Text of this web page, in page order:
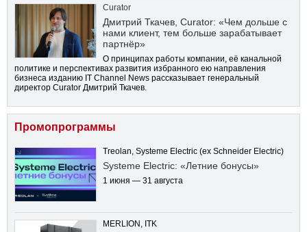
Curator
Дмитрий Ткачев, Curator: «Чем дольше с
нами клиент, тем больше зарабатывает
партнёр»
О принципах работы компании, её канальной
политике и перспективах развития избранного ею направления
бизнеса изданию IT Channel News рассказывает генеральный
директор Curator Дмитрий Ткачев.
Промопрограммы
Treolan, Systeme Electric (ex Schneider Electric)
Systeme Electric: «Летние бонусы»
1 июня — 31 августа
MERLION, ITK